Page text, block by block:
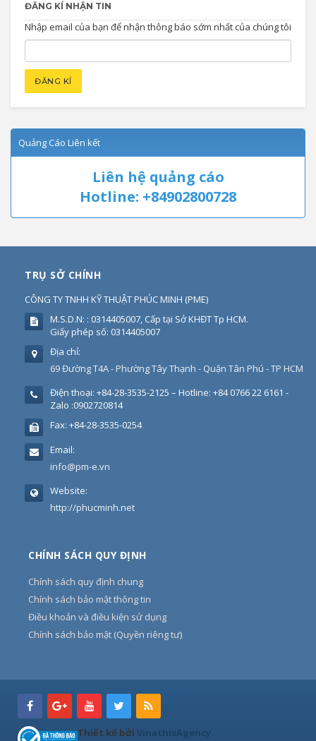
ĐĂNG KÍ NHẬN TIN
Nhập email của bạn để nhận thông báo sớm nhất của chúng tôi
Quảng Cáo Liên kết
Liên hệ quảng cáo
Hotline: +84902800728
TRỤ SỞ CHÍNH
CÔNG TY TNHH KỸ THUẬT PHÚC MINH (PME)
M.S.D.N: : 0314405007, Cấp tại Sở KHĐT Tp HCM.
Giấy phép số: 0314405007
Địa chỉ:
69 Đường T4A - Phường Tây Thạnh - Quận Tân Phú - TP HCM
Điện thoại: +84-28-3535-2125 – Hotline: +84 0766 22 6161 -
Zalo :0902720814
Fax: +84-28-3535-0254
Email:
info@pm-e.vn
Website:
http://phucminh.net
CHÍNH SÁCH QUY ĐỊNH
Chính sách quy định chung
Chính sách bảo mật thông tin
Điều khoản và điều kiện sử dụng
Chính sách bảo mật (Quyền riêng tư)
Thiết kế bởi VinathisAgency